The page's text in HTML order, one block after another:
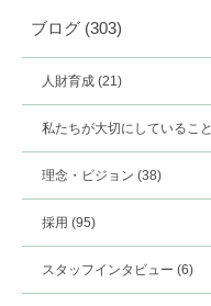
ブログ (303)
人財育成 (21)
私たちが大切にしていること
理念・ビジョン (38)
採用 (95)
スタッフインタビュー (6)